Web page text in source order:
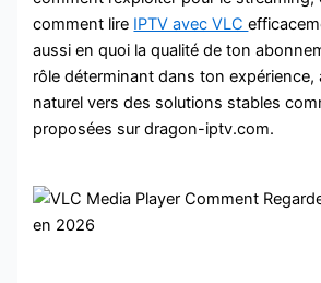
comment lire IPTV avec VLC
aussi en quoi la qualité de ton
rôle déterminant dans ton expérience,
naturel vers des solutions stables
proposées sur dragon-iptv.com.